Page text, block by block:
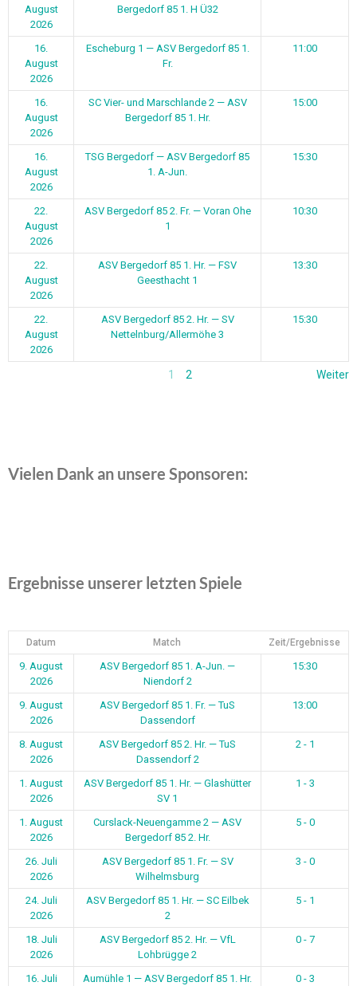
August
2026
Bergedorf 85 1. H Ü32
16.
August
2026
Escheburg 1 — ASV Bergedorf 85 1.
Fr.
11:00
16.
August
2026
SC Vier- und Marschlande 2 — ASV
Bergedorf 85 1. Hr.
15:00
16.
August
2026
TSG Bergedorf — ASV Bergedorf 85
1. A-Jun.
15:30
22.
August
2026
ASV Bergedorf 85 2. Fr. — Voran Ohe
1
10:30
22.
August
2026
ASV Bergedorf 85 1. Hr. — FSV
Geesthacht 1
13:30
22.
August
2026
ASV Bergedorf 85 2. Hr. — SV
Nettelnburg/Allermöhe 3
15:30
1 2 Weiter
Vielen Dank an unsere Sponsoren:
Ergebnisse unserer letzten Spiele
Datum Match Zeit/Ergebnisse
9. August
2026
ASV Bergedorf 85 1. A-Jun. —
Niendorf 2
15:30
9. August
2026
ASV Bergedorf 85 1. Fr. — TuS
Dassendorf
13:00
8. August
2026
ASV Bergedorf 85 2. Hr. — TuS
Dassendorf 2
2 - 1
1. August
2026
ASV Bergedorf 85 1. Hr. — Glashütter
SV 1
1 - 3
1. August
2026
Curslack-Neuengamme 2 — ASV
Bergedorf 85 2. Hr.
5 - 0
26. Juli
2026
ASV Bergedorf 85 1. Fr. — SV
Wilhelmsburg
3 - 0
24. Juli
2026
ASV Bergedorf 85 1. Hr. — SC Eilbek
2
5 - 1
18. Juli
2026
ASV Bergedorf 85 2. Hr. — VfL
Lohbrügge 2
0 - 7
16. Juli
Aumühle 1 — ASV Bergedorf 85 1. Hr. 0 - 3